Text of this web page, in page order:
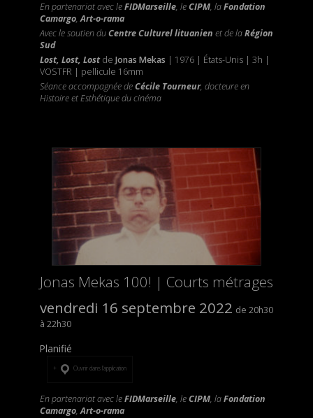
En partenariat avec leFIDMarseille, leCIPM, laFondation
Camargo,Art-o-rama
Avec le soutien duCentre Culturel lituanien et de laRégion
Sud
Lost, Lost, Lostde Jonas Mekas | 1976 | États-Unis | 3h |
VOSTFR | pellicule 16mm
Séance accompagnée deCécile Tourneur, docteure en
Histoire et Esthétique du cinéma
Jonas Mekas 100! | Courts métrages
vendredi 16 septembre 2022
20h30
22h30
Planifié
Ouvrir dans l’application
En partenariat avec leFIDMarseille, leCIPM, laFondation
Camargo,Art-o-rama